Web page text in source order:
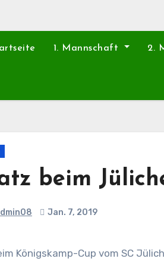
1. Mannschaft 2.
beim
Jan. 7, 2019
Königskamp-Cup vom SC